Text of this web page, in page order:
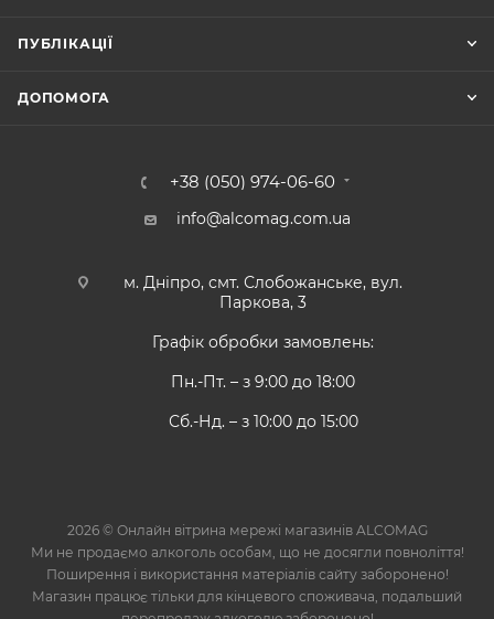
ПУБЛІКАЦІЇ
ДОПОМОГА
+38 (050) 974-06-60
info@alcomag.com.ua
м. Дніпро, смт. Слобожанське, вул.
Паркова, 3
Графік обробки замовлень:
Пн.-Пт. – з 9:00 до 18:00
Сб.-Нд. – з 10:00 до 15:00
2026 © Онлайн вітрина мережі магазинів ALCOMAG
Ми не продаємо алкоголь особам, що не досягли повноліття!
Поширення і використання матеріалів сайту заборонено!
Магазин працює тільки для кінцевого споживача, подальший